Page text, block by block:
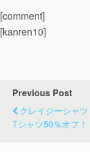
[comment]
[kanren10]
Previous Post
クレイジーシャ
Tシャツ50％オフ！